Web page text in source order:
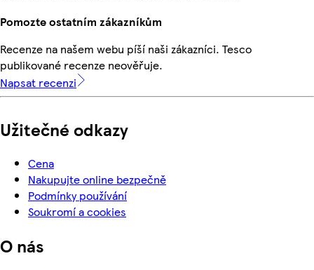
Pomozte ostatním zákazníkům
Recenze na našem webu píší naši zákazníci. Tesco
publikované recenze neověřuje.
Napsat recenzi
Užitečné odkazy
Cena
Nakupujte online bezpečně
Podmínky používání
Soukromí a cookies
O nás